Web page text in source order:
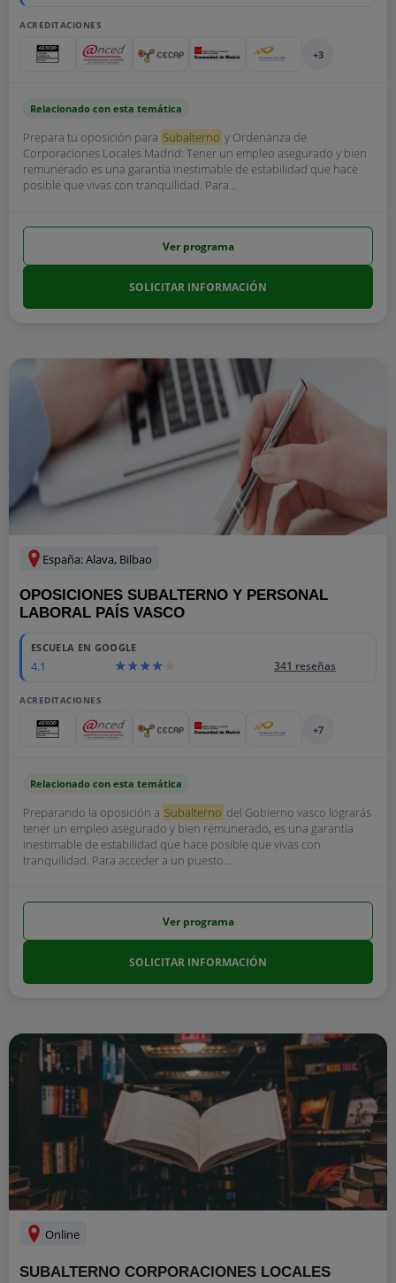
ACREDITACIONES
+3
Relacionado con esta temática
Prepara tu oposición para Subalterno y Ordenanza de
Corporaciones Locales Madrid: Tener un empleo asegurado y bien
remunerado es una garantía inestimable de estabilidad que hace
posible que vivas con tranquilidad. Para...
Ver programa
SOLICITAR INFORMACIÓN
España: Alava, Bilbao
OPOSICIONES SUBALTERNO Y PERSONAL
LABORAL PAÍS VASCO
ESCUELA EN GOOGLE
4.1 341 reseñas
ACREDITACIONES
+7
Relacionado con esta temática
Preparando la oposición a Subalterno del Gobierno vasco lograrás
tener un empleo asegurado y bien remunerado, es una garantía
inestimable de estabilidad que hace posible que vivas con
tranquilidad. Para acceder a un puesto...
Ver programa
SOLICITAR INFORMACIÓN
Online
SUBALTERNO CORPORACIONES LOCALES